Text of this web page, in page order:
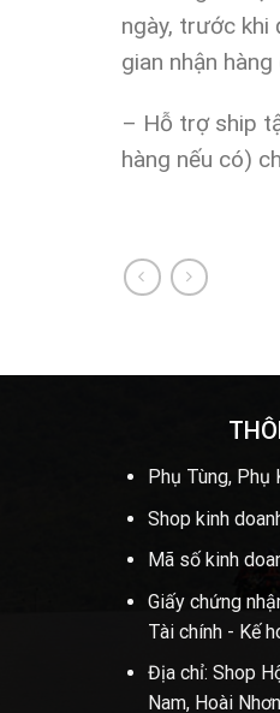
ngày, trước khi
gian nhận
– Hỗ trợ ship
hàng nếu có)
Phụ Tùng, Phụ
Shop kinh
Mã số kinh
Giấy chứng
Tài chính - Kế
Địa chỉ: Shop
Nam, Hoài